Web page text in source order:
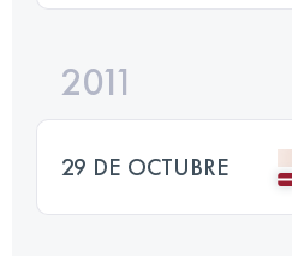
2011
29 DE OCTUBRE